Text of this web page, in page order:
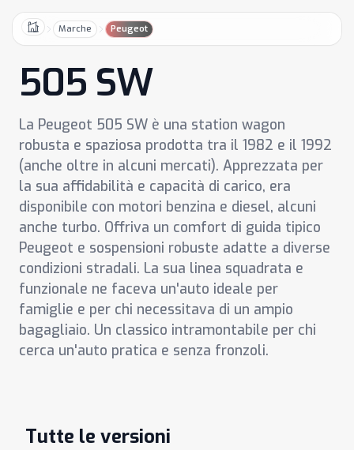
HomeMarche Peugeot
505 SW
La Peugeot 505 SW è una station wagon
robusta e spaziosa prodotta tra il 1982 e il 1992
(anche oltre in alcuni mercati). Apprezzata per
la sua affidabilità e capacità di carico, era
disponibile con motori benzina e diesel, alcuni
anche turbo. Offriva un comfort di guida tipico
Peugeot e sospensioni robuste adatte a diverse
condizioni stradali. La sua linea squadrata e
funzionale ne faceva un'auto ideale per
famiglie e per chi necessitava di un ampio
bagagliaio. Un classico intramontabile per chi
cerca un'auto pratica e senza fronzoli.
Tutte le versioni